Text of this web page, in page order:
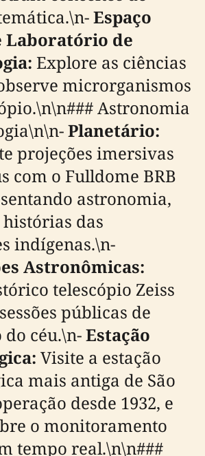
Espaço
Laboratório de
Explore as ciências
microrganismos
Astronomia
Planetário:
projeções imersivas
com o Fulldome BRB
astronomia,
das
indígenas.\n-
Astronômicas:
telescópio Zeiss
públicas de
céu.\n-Estação
Visite a estação
mais antiga de São
desde 1932, e
o monitoramento
tempo real.\n\n###